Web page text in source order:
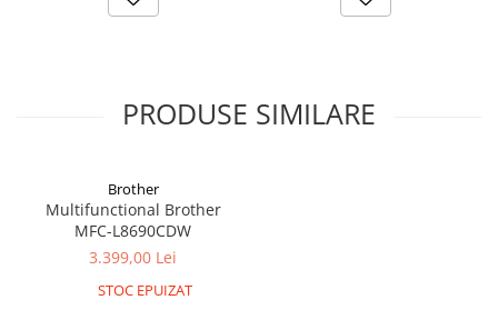
Broșura completă a dispozitivului poate fi consultată
Pentru a beneficia de garanție extinsă la acest produs, vă
rugăm să apăsați aici.
PRODUSE SIMILARE
Brother
Multifunctional Brother
MFC-L8690CDW
3.399,00 Lei
STOC EPUIZAT